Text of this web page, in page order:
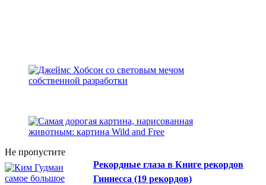
Не пропустите
Рекордные глаза в Книге рекордов
Гиннесса (19 рекордов)